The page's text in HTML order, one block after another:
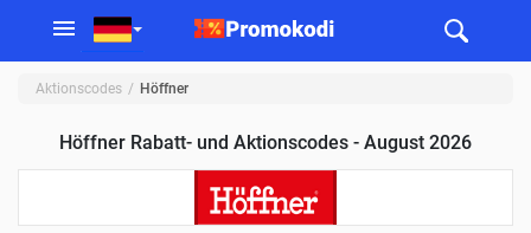
Aktionscodes Höffner
Höffner Rabatt- und Aktionscodes - August 2026